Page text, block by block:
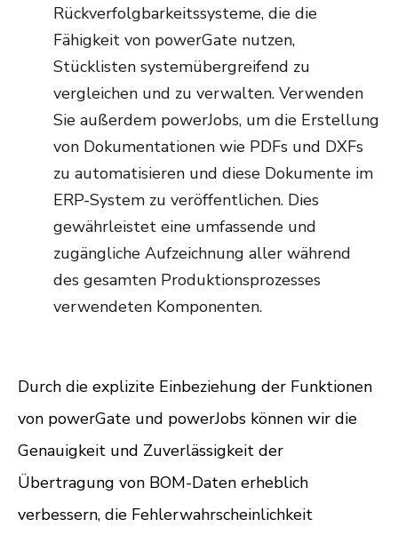
Rückverfolgbarkeitssysteme, die die
Fähigkeit von powerGate nutzen,
Stücklisten systemübergreifend zu
vergleichen und zu verwalten. Verwenden
Sie außerdem powerJobs, um die Erstellung
von Dokumentationen wie PDFs und DXFs
zu automatisieren und diese Dokumente im
ERP-System zu veröffentlichen. Dies
gewährleistet eine umfassende und
zugängliche Aufzeichnung aller während
des gesamten Produktionsprozesses
verwendeten Komponenten.
Durch die explizite Einbeziehung der Funktionen
von powerGate und powerJobs können wir die
Genauigkeit und Zuverlässigkeit der
Übertragung von BOM-Daten erheblich
verbessern, die Fehlerwahrscheinlichkeit